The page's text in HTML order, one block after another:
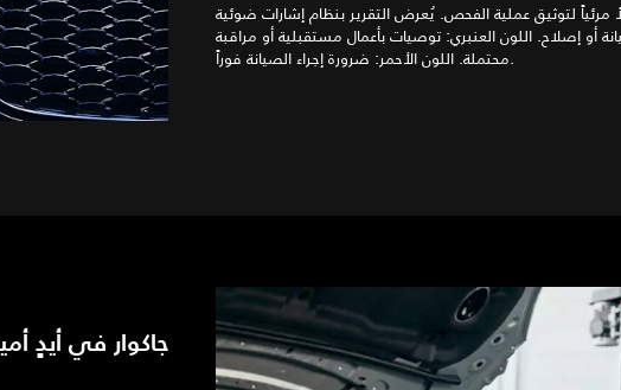
لتوثيق عملية الفحص. يُعرض التقرير بنظام إشارات ضوئية
أو إصلاح. اللون العنبري: توصيات بأعمال مستقبلية أو مراقبة
محتملة. اللون الأحمر: ضرورة إجراء الصيانة فوراً.
جاكوار في أيدٍ